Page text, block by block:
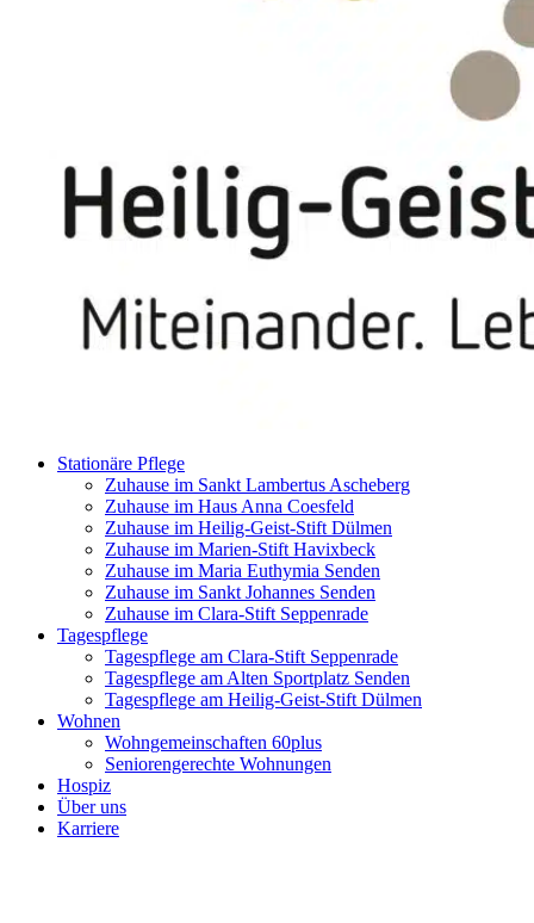
Stationäre Pflege
Zuhause im Sankt Lambertus Ascheberg
Zuhause im Haus Anna Coesfeld
Zuhause im Heilig-Geist-Stift Dülmen
Zuhause im Marien-Stift Havixbeck
Zuhause im Maria Euthymia Senden
Zuhause im Sankt Johannes Senden
Zuhause im Clara-Stift Seppenrade
Tagespflege
Tagespflege am Clara-Stift Seppenrade
Tagespflege am Alten Sportplatz Senden
Tagespflege am Heilig-Geist-Stift Dülmen
Wohnen
Wohngemeinschaften 60plus
Seniorengerechte Wohnungen
Hospiz
Über uns
Karriere